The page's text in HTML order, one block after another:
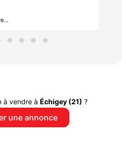
à vendre à Échigey (21) ?
une annonce